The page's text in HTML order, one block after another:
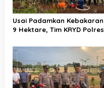
Usai Padamkan Kebakaran
9 Hektare, Tim KRYD Polres
Bara di Bawah Gambut